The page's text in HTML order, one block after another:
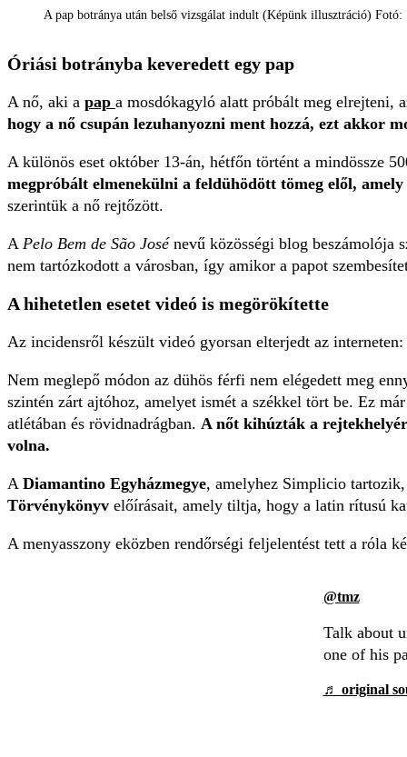
A pap botránya után belső vizsgálat indult (Képünk illusztráció) Fotó:
Óriási botrányba keveredett egy pap
A nő, aki a pap a mosdókagyló alatt próbált meg elrejteni,
hogy a nő csupán lezuhanyozni ment hozzá, ezt akkor
A különös eset október 13-án, hétfőn történt a mindössze
megpróbált elmenekülni a feldühödött tömeg elől,
szerintük a nő rejtőzött.
A Pelo Bem de São Josénevű közösségi blog beszámolója
nem tartózkodott a városban, így amikor a papot
A hihetetlen esetet videó is megörökítette
Az incidensről készült videó gyorsan elterjedt az
Nem meglepő módon az dühös férfi nem elégedett meg
szintén zárt ajtóhoz, amelyet ismét a székkel tört be. Ez
atlétában és rövidnadrágban. A nőt kihúzták a
volna.
A Diamantino Egyházmegye, amelyhez Simplicio
Törvénykönyv előírásait, amely tiltja, hogy a latin rítusú
A menyasszony eközben rendőrségi feljelentést tett a róla
@tmz
Talk about
one of his
♬ original